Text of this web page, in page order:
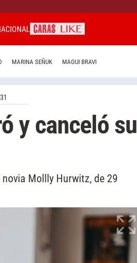
MARINA SEÑUK MAGUI BRAVI
y canceló su
Mollly Hurwitz, de 29